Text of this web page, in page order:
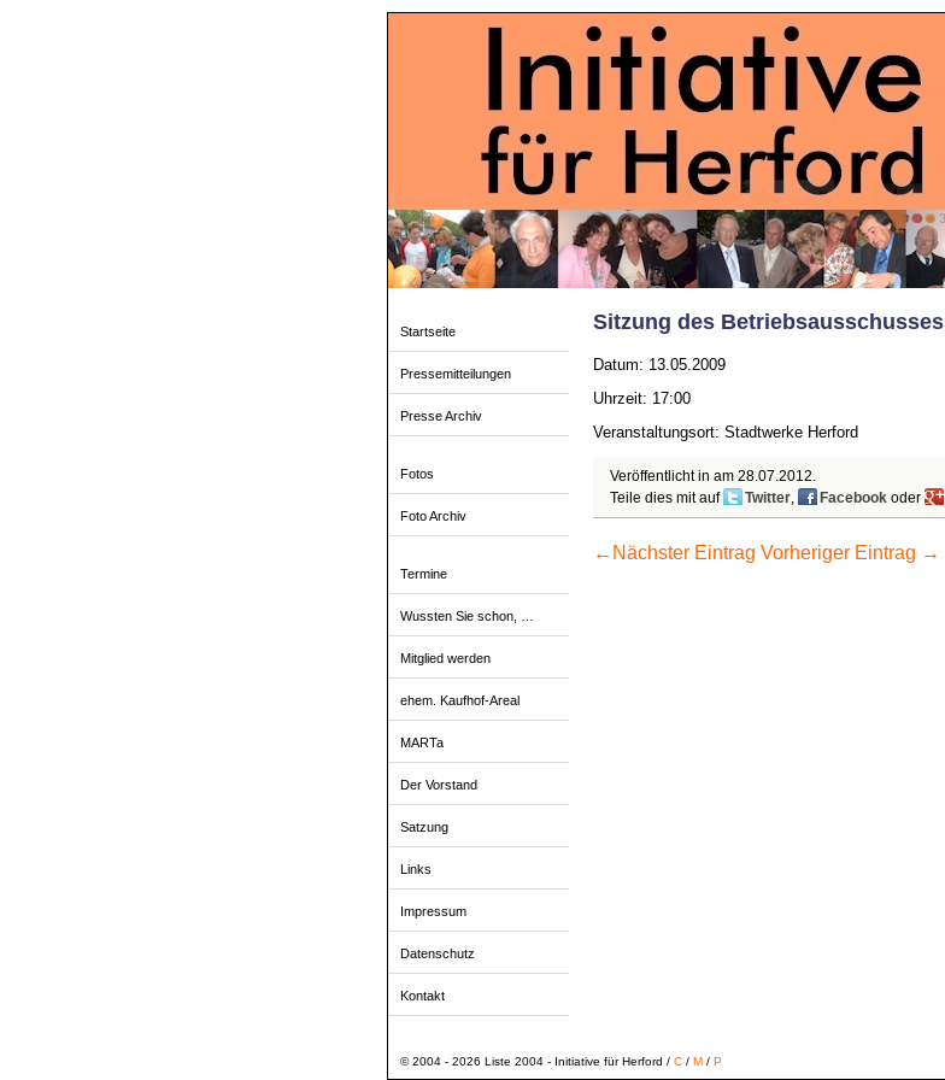
Startseite
Pressemitteilungen
Presse Archiv
Fotos
Foto Archiv
Termine
Wussten Sie schon, …
Mitglied werden
ehem. Kaufhof-Areal
MARTa
Der Vorstand
Satzung
Links
Impressum
Datenschutz
Kontakt
Sitzung des Betriebsausschusses
Datum: 13.05.2009
Uhrzeit: 17:00
Veranstaltungsort: Stadtwerke Herford
Veröffentlicht in am 28.07.2012
Teile dies mit auf
Twitter, Facebookoder
← Nächster Eintrag Vorheriger Eintrag →
© 2004 - 2026 Liste 2004 - Initiative für Herford / C/ M/ P